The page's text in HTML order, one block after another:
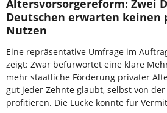
Altersvorsorgereform: Zwei
Deutschen erwarten keinen
Nutzen
Eine repräsentative Umfrage im
zeigt: Zwar befürwortet eine klare
mehr staatliche Förderung privater
gut jeder Zehnte glaubt, selbst von
profitieren. Die Lücke könnte für